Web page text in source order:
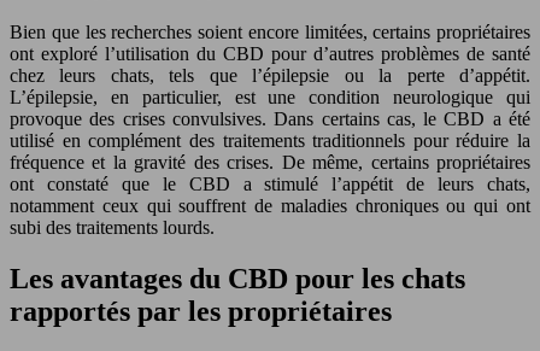
Bien que les recherches soient encore limitées, certains propriétaires
ont exploré l’utilisation du CBD pour d’autres problèmes de santé
chez leurs chats, tels que l’épilepsie ou la perte d’appétit.
L’épilepsie, en particulier, est une condition neurologique qui
provoque des crises convulsives. Dans certains cas, le CBD a été
utilisé en complément des traitements traditionnels pour réduire la
fréquence et la gravité des crises. De même, certains propriétaires
ont constaté que le CBD a stimulé l’appétit de leurs chats,
notamment ceux qui souffrent de maladies chroniques ou qui ont
subi des traitements lourds.
Les avantages du CBD pour les chats
rapportés par les propriétaires